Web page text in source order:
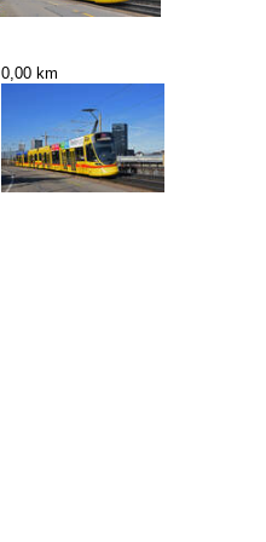
0,00 km